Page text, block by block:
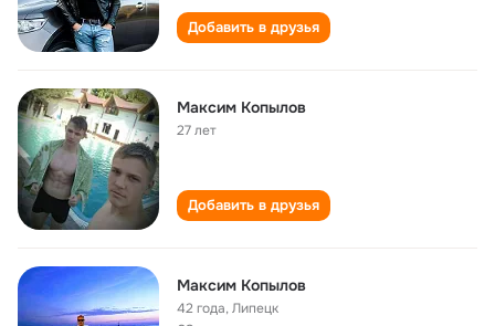
Добавить в друзья
Максим Копылов
27 лет
Добавить в друзья
Максим Копылов
42 года,Липецк